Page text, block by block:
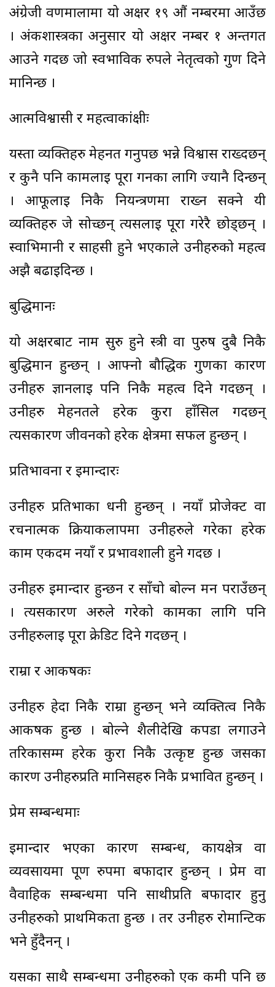
अंग्रेजी वर्णमालामा यो अक्षर १९ औं नम्बरमा आउँछ
। अंकशास्त्रका अनुसार यो अक्षर नम्बर १ अन्तर्गत
आउने गर्दछ जो स्वभाविक रुपले नेतृत्वको गुण दिने
मानिन्छ ।
आत्मविश्वासी र महत्वाकांक्षीः
यस्ता व्यक्तिहरु मेहनत गर्नुपर्छ भन्ने विश्वास राख्दछन्
र कुनै पनि कामलाई पूरा गर्नका लागि ज्यानै दिन्छन्
। आफूलाई निकै नियन्त्रणमा राख्न सक्ने यी
व्यक्तिहरु जे सोच्छन् त्यसलाई पूरा गरेरै छोड्छन् ।
स्वाभिमानी र साहसी हुने भएकाले उनीहरुको महत्व
अझै बढाइदिन्छ ।
बुद्धिमानः
यो अक्षरबाट नाम सुरु हुने स्त्री वा पुरुष दुबै निकै
बुद्धिमान हुन्छन् । आफ्नो बौद्धिक गुणका कारण
उनीहरु ज्ञानलाई पनि निकै महत्व दिने गर्दछन् ।
उनीहरु मेहनतले हरेक कुरा हाँसिल गर्दछन्
त्यसकारण जीवनको हरेक क्षेत्रमा सफल हुन्छन् ।
प्रतिभावना र इमान्दारः
उनीहरु प्रतिभाका धनी हुन्छन् । नयाँ प्रोजेक्ट वा
रचनात्मक क्रियाकलापमा उनीहरुले गरेका हरेक
काम एकदम नयाँ र प्रभावशाली हुने गर्दछ ।
उनीहरु इमान्दार हुन्छन र साँचो बोल्न मन पराउँछन्
। त्यसकारण अरुले गरेको कामका लागि पनि
उनीहरुलाई पूरा क्रेडिट दिने गर्दछन् ।
राम्रा र आकर्षकः
उनीहरु हेर्दा निकै राम्रा हुन्छन् भने व्यक्तित्व निकै
आकर्षक हुन्छ । बोल्ने शैलीदेखि कपडा लगाउने
तरिकासम्म हरेक कुरा निकै उत्कृष्ट हुन्छ जसका
कारण उनीहरुप्रति मानिसहरु निकै प्रभावित हुन्छन् ।
प्रेम सम्बन्धमाः
इमान्दार भएका कारण सम्बन्ध, कार्यक्षेत्र वा
व्यवसायमा पूर्ण रुपमा बफादार हुन्छन् । प्रेम वा
वैवाहिक सम्बन्धमा पनि साथीप्रति बफादार हुनु
उनीहरुको प्राथमिकता हुन्छ । तर उनीहरु रोमान्टिक
भने हुँदैनन् ।
यसका साथै सम्बन्धमा उनीहरुको एक कमी पनि छ